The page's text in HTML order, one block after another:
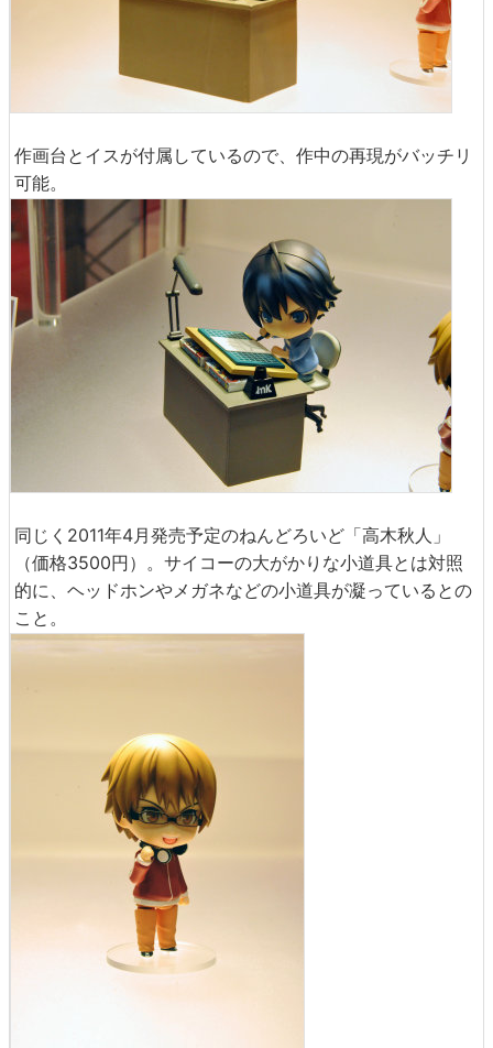
作画台とイスが付属しているので、作中の再現がバッチリ
可能。
同じく2011年4月発売予定のねんどろいど「高木秋人」
（価格3500円）。サイコーの大がかりな小道具とは対照
的に、ヘッドホンやメガネなどの小道具が凝っているとの
こと。